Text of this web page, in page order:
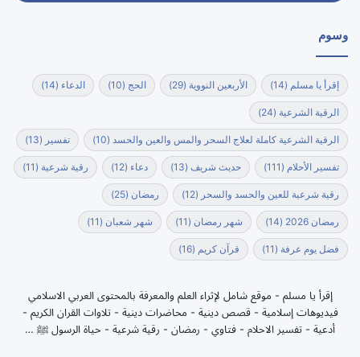
وسوم
إقرأ يا مسلم (14) الأربعين النووية (29) الحج (10) الدعاء (14)
الرقية الشرعية (24)
الرقية الشرعية كاملة لعلاج السحر والمس والعين والحسد (10) تفسير (13)
تفسير الأحلام (111) حديث شريف (13) دعاء (12) رقية شرعية (11)
رقية شرعية للعين والحسد والسحر (12) رمضان (25)
رمضان 2026 (14) شهر رمضان (11) شهر شعبان (11)
فضل يوم عرفة (11) قرآن كريم (16)
إقرأ يا مسلم - موقع شامل لإثراء العلم والمعرفة بالمحتوى العربي الاسلامي
فيديوهات إسلامية - قصص دينية - محاضرات دينية - تلاوات القران الكريم -
أدعية - تفسير الاحلام - فتاوي - رمضان - رقية شرعية - حياة الرسول ﷺ …